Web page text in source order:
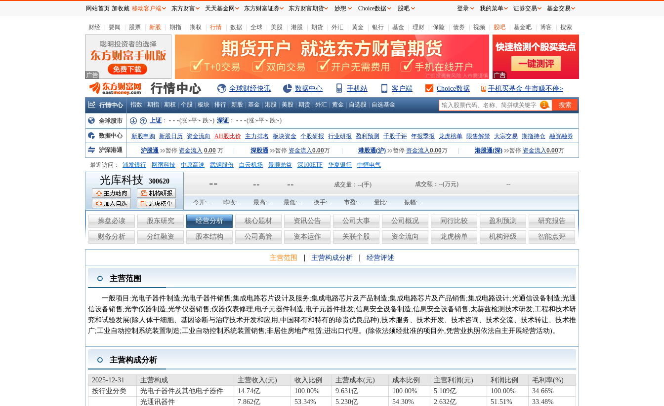
财经 要闻 股票 新股 期指 期权 行情 数据 全球 美股 港股 期货 外汇 黄金 银行 基金 理财 保险 债券 视频 股吧 基金吧 博客 搜索
全球财经快讯 数据中心 手机站 客户端 Choice数据 手机买基金 牛市赚不停>
行情中心 指数 期指 期权 个股 板块 排行 新股 基金 港股 美股 期货 外汇 黄金 自选股 自选基金 1
全球股市 上证 ： - - -(涨:-平:- 跌:-) 深证 ： - - -(涨:-平:- 跌:-)
数据中心 新股申购 新股日历 资金流向 AH股比价 主力排名 板块资金 个股研报 行业研报 盈利预测 千股千评 年报季报 龙虎榜单 限售解禁 大宗交易 期指持仓 融资融券
沪深港通
沪股通 暂停 资金流入 0.00 万 深股通 暂停 资金流入0.00万 港股通(沪) 暂停 资金流入0.00万 港股通(深) 暂停 资金流入0.00万
最近访问： 浦发银行 网宿科技 中原高速 武钢股份 白云机场 景顺鼎益 深100ETF 华夏银行
中恒电气
弘业股份
富临运业
光库科技 300620 -- -- -- 成交量： --(手) 成交额： --(万元) --
今开:-- 昨收:-- 最高:-- 最低:-- 换手:-- 市盈:-- 量比:-- 振幅:--
操盘必读 股东研究 经营分析 核心题材 资讯公告 公司大事 公司概况 同行比较 盈利预测 研究报告
财务分析 分红融资 股本结构 公司高管 资本运作 关联个股 资金流向 龙虎榜单 机构评级 智能点评
主营范围 主营构成分析 经营评述
主营范围
一般项目:光电子器件制造;光电子器件销售;集成电路芯片设计及服务;集成电路芯片及产品制造;集成电路芯片及产品销售;集成电路设计;光通信设备制造;光通
信设备销售;光学仪器制造;光学仪器销售;仪器仪表修理;电子元器件制造;电子元器件批发;信息安全设备制造;信息安全设备销售;太赫兹检测技术研发;工程和技术研
究和试验发展(除人体干细胞、基因诊断与治疗技术开发和应用,中国稀有和特有的珍贵优良品种);技术服务、技术开发、技术咨询、技术交流、技术转让、技术推
广;工业自动控制系统装置制造;工业自动控制系统装置销售;非居住房地产租赁;进出口代理。(除依法须经批准的项目外,凭营业执照依法自主开展经营活动)。
主营构成分析
2025-12-31 主营构成 主营收入(元) 收入比例 主营成本(元) 成本比例 主营利润(元) 利润比例
毛利率(%)
按行业分类
光电子器件及其他电子器件 14.74亿 100.00% 9.631亿 100.00% 5.109亿 100.00% 34.66%
光通讯器件 7.862亿 53.34% 5.230亿 54.30% 2.632亿 51.51%
33.48%
网站首页 加收藏 移动客户端 东方财富 天天基金网 东方财富证券 东方财富期货 妙想 Choice数据 股吧 登录 我的菜单 证券交易 基金交易